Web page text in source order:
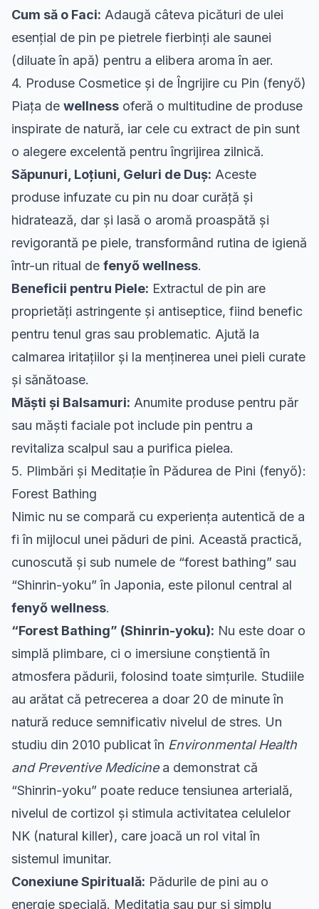
Cum să o Faci: Adaugă câteva picături de ulei
esențial de pin pe pietrele fierbinți ale saunei
(diluate în apă) pentru a elibera aroma în aer.
4. Produse Cosmetice și de Îngrijire cu Pin (fenyő)
Piața de wellness oferă o multitudine de produse
inspirate de natură, iar cele cu extract de pin sunt
o alegere excelentă pentru îngrijirea zilnică.
Săpunuri, Loțiuni, Geluri de Duș: Aceste
produse infuzate cu pin nu doar curăță și
hidratează, dar și lasă o aromă proaspătă și
revigorantă pe piele, transformând rutina de igienă
într-un ritual de fenyő wellness.
Beneficii pentru Piele: Extractul de pin are
proprietăți astringente și antiseptice, fiind benefic
pentru tenul gras sau problematic. Ajută la
calmarea iritațiilor și la menținerea unei pieli curate
și sănătoase.
Măști și Balsamuri: Anumite produse pentru păr
sau măști faciale pot include pin pentru a
revitaliza scalpul sau a purifica pielea.
5. Plimbări și Meditație în Pădurea de Pini (fenyő):
Forest Bathing
Nimic nu se compară cu experiența autentică de a
fi în mijlocul unei păduri de pini. Această practică,
cunoscută și sub numele de “forest bathing” sau
“Shinrin-yoku” în Japonia, este pilonul central al
fenyő wellness.
“Forest Bathing” (Shinrin-yoku): Nu este doar o
simplă plimbare, ci o imersiune conștientă în
atmosfera pădurii, folosind toate simțurile. Studiile
au arătat că petrecerea a doar 20 de minute în
natură reduce semnificativ nivelul de stres. Un
studiu din 2010 publicat în Environmental Health
and Preventive Medicinea demonstrat că
“Shinrin-yoku” poate reduce tensiunea arterială,
nivelul de cortizol și stimula activitatea celulelor
NK (natural killer), care joacă un rol vital în
sistemul imunitar.
Conexiune Spirituală: Pădurile de pini au o
energie specială. Meditația sau pur și simplu